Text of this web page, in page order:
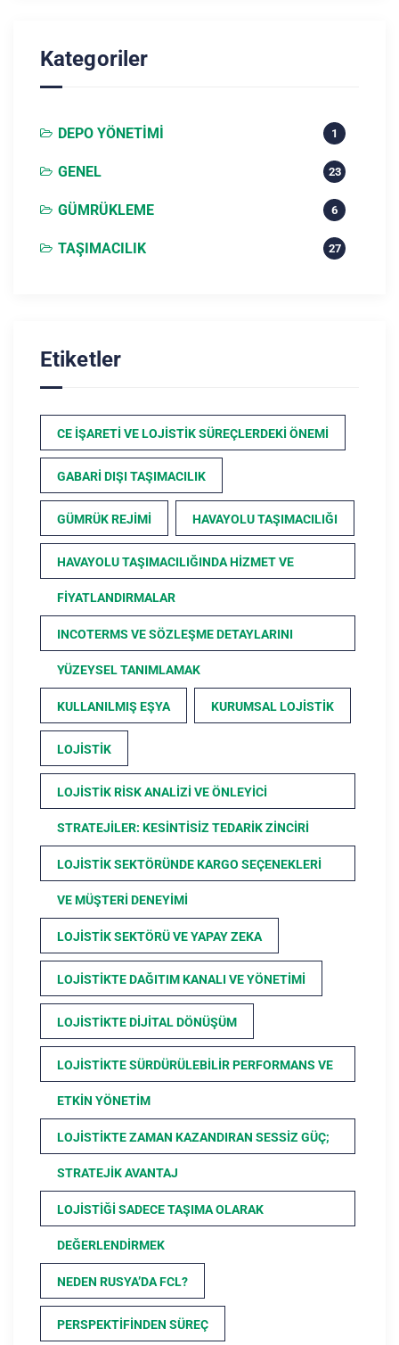
Kategoriler
DEPO YÖNETIMI 1
GENEL 23
GÜMRÜKLEME 6
TAŞIMACILIK 27
Etiketler
CE İŞARETI VE LOJISTIK SÜREÇLERDEKI ÖNEMI
GABARI DIŞI TAŞIMACILIK
GÜMRÜK REJIMI HAVAYOLU TAŞIMACILIĞI
HAVAYOLU TAŞIMACILIĞINDA HIZMET VE
FIYATLANDIRMALAR
INCOTERMS VE SÖZLEŞME DETAYLARINI
YÜZEYSEL TANIMLAMAK
KULLANILMIŞ EŞYA KURUMSAL LOJISTIK
LOJISTIK
LOJISTIK RISK ANALIZI VE ÖNLEYICI
STRATEJILER: KESINTISIZ TEDARIK ZINCIRI
LOJISTIK SEKTÖRÜNDE KARGO SEÇENEKLERI
VE MÜŞTERI DENEYIMI
LOJISTIK SEKTÖRÜ VE YAPAY ZEKA
LOJISTIKTE DAĞITIM KANALI VE YÖNETIMI
LOJISTIKTE DIJITAL DÖNÜŞÜM
LOJISTIKTE SÜRDÜRÜLEBILIR PERFORMANS VE
ETKIN YÖNETIM
LOJISTIKTE ZAMAN KAZANDIRAN SESSIZ GÜÇ;
STRATEJIK AVANTAJ
LOJISTIĞI SADECE TAŞIMA OLARAK
DEĞERLENDIRMEK
NEDEN RUSYA’DA FCL?
PERSPEKTIFINDEN SÜREÇ